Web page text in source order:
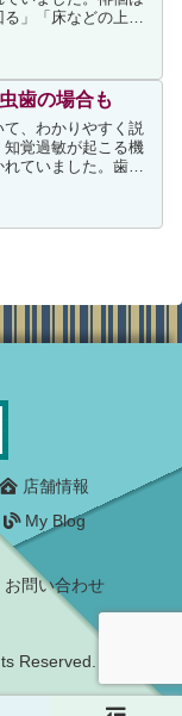
る」「床などの上で
低体温症など、
。記事は...
歯の場合も
、わかりやすく説
覚過敏が起こる機
ていました。歯茎
入ったりして、象
店舗情報
My Blog
お問い合わせ
Reserved.